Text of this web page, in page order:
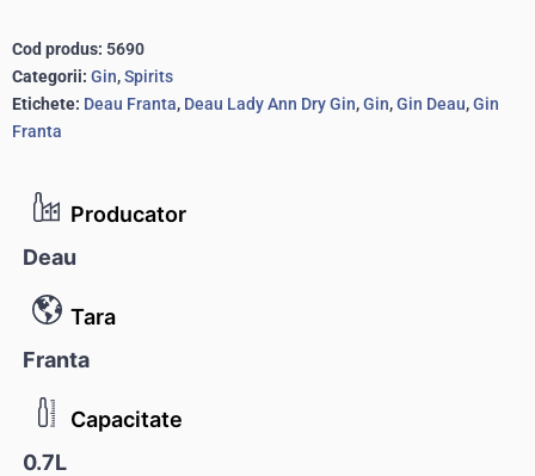
Producator
Deau
Tara
Franta
Capacitate
0.7L
Cod produs: 5690
Categorii: Gin,Spirits
Etichete: Deau Franta, Deau Lady Ann Dry Gin,Gin,Gin Deau,Gin
Franta